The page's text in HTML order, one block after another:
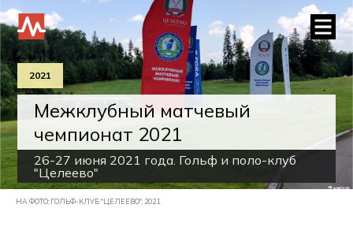
2021
Межклубный матчевый
чемпионат 2021
26-27 июня 2021 года. Гольф и поло-клуб
"Целеево"
НА ФОТО: ГОЛЬФ-КЛУБ "ЦЕЛЕЕВО", 2021